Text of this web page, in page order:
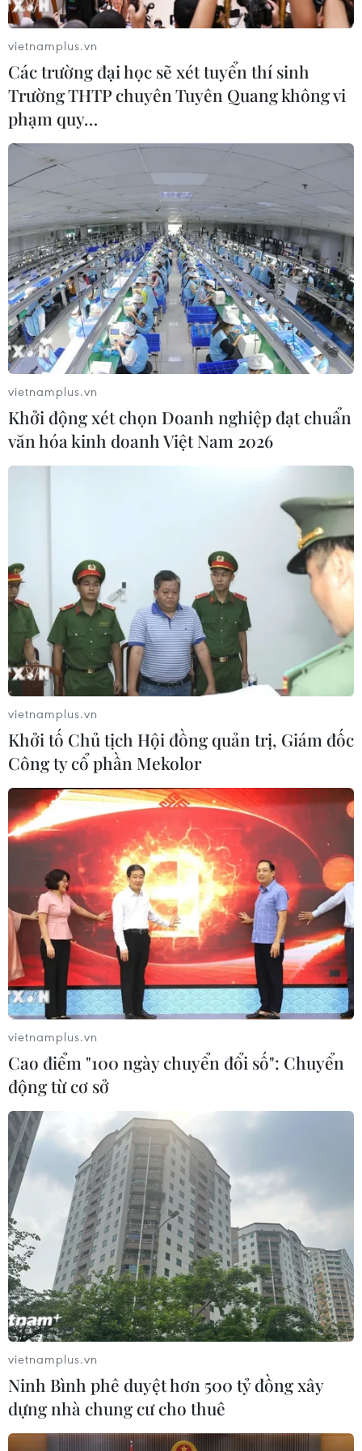
#Trang phục biểu diễn #Hài kịch Quẫn
#Trần Lực
#LucTeam
#Nhà hát Lớn Hà Nội
#Phố Tràng Tiền
#Nghệ sỹ nhân dân Lê Khanh
#Lộng Chương
#Tin tức
TP. Hà Nội
Các ông bố Việt Nam và Thụy Điển chia sẻ
về giây phút chăm con
03/03/2016 09:31
Ngày 3/3, Đại sứ quán Thụy Điển tại Hà Nội tổ chức
khai mạc triển lãm ảnh “những ông bố Thụy Điển”. Đây
là những hình ảnh xuất phát từ thực tế đời sống của
những người đàn ông trong gia đình.
“Chuyện nhà Bông Bờm Bách” tiếp tục gây
sốt tại Hội sách Hà Nội
11/10/2016 05:18
Hội sách Hà Nội 2016 với chủ đề “Sách và Hội nhập”
(diễn ra từ ngày 6-10/10 tại Khu Di sản Hoàng thành
vietnamplus.vn
Các trường đại học sẽ xét tuyển thí sinh
Trường THTP chuyên Tuyên Quang không vi
phạm quy…
vietnamplus.vn
Khởi động xét chọn Doanh nghiệp đạt chuẩn
văn hóa kinh doanh Việt Nam 2026
vietnamplus.vn
Khởi tố Chủ tịch Hội đồng quản trị, Giám đốc
Công ty cổ phần Mekolor
vietnamplus.vn
Cao điểm "100 ngày chuyển đổi số": Chuyển
động từ cơ sở
vietnamplus.vn
Ninh Bình phê duyệt hơn 500 tỷ đồng xây
dựng nhà chung cư cho thuê